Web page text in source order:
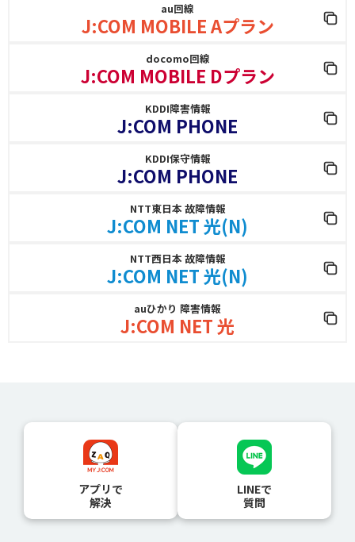
au回線
J:COM MOBILE Aプラン
docomo回線
J:COM MOBILE Dプラン
KDDI障害情報
J:COM PHONE
KDDI保守情報
J:COM PHONE
NTT東日本 故障情報
J:COM NET 光(N)
NTT西日本 故障情報
J:COM NET 光(N)
auひかり 障害情報
J:COM NET 光
アプリで
解決
LINEで
質問